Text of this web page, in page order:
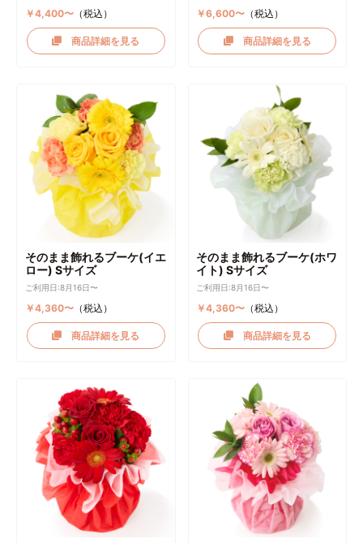
￥4,400〜（税込）
商品詳細を見る
￥6,600〜 （税込）
商品詳細を見る
そのまま飾れるブーケ(イエ
ロー) Sサイズ
ご利用日:8月16日〜
￥4,360〜（税込）
商品詳細を見る
そのまま飾れるブーケ(ホワ
イト) Sサイズ
ご利用日:8月16日〜
￥4,360〜 （税込）
商品詳細を見る